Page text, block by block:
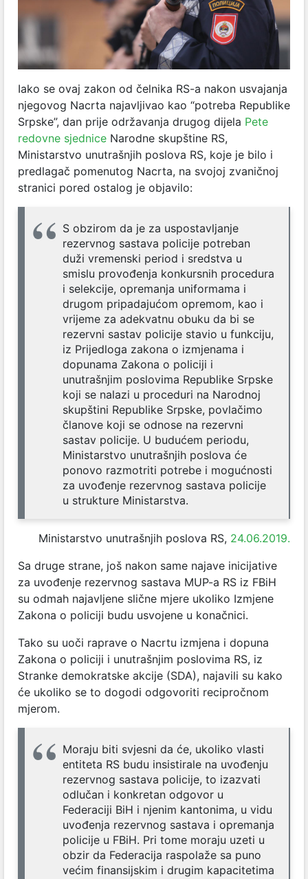
Iako se ovaj zakon od čelnika RS-a nakon usvajanja
njegovog Nacrta najavljivao kao “potreba Republike
Srpske”, dan prije održavanja drugog dijela Pete
redovne sjednice Narodne skupštine RS,
Ministarstvo unutrašnjih poslova RS, koje je bilo i
predlagač pomenutog Nacrta, na svojoj zvaničnoj
stranici pored ostalog je objavilo:
S obzirom da je za uspostavljanje
rezervnog sastava policije potreban
duži vremenski period i sredstva u
smislu provođenja konkursnih procedura
i selekcije, opremanja uniformama i
drugom pripadajućom opremom, kao i
vrijeme za adekvatnu obuku da bi se
rezervni sastav policije stavio u funkciju,
iz Prijedloga zakona o izmjenama i
dopunama Zakona o policiji i
unutrašnjim poslovima Republike Srpske
koji se nalazi u proceduri na Narodnoj
skupštini Republike Srpske, povlačimo
članove koji se odnose na rezervni
sastav policije. U budućem periodu,
Ministarstvo unutrašnjih poslova će
ponovo razmotriti potrebe i mogućnosti
za uvođenje rezervnog sastava policije
u strukture Ministarstva.
Ministarstvo unutrašnjih poslova RS, 24.06.2019.
Sa druge strane, još nakon same najave inicijative
za uvođenje rezervnog sastava MUP-a RS iz FBiH
su odmah najavljene slične mjere ukoliko Izmjene
Zakona o policiji budu usvojene u konačnici.
Tako su uoči raprave o Nacrtu izmjena i dopuna
Zakona o policiji i unutrašnjim poslovima RS, iz
Stranke demokratske akcije (SDA), najavili su kako
će ukoliko se to dogodi odgovoriti recipročnom
mjerom.
Moraju biti svjesni da će, ukoliko vlasti
entiteta RS budu insistirale na uvođenju
rezervnog sastava policije, to izazvati
odlučan i konkretan odgovor u
Federaciji BiH i njenim kantonima, u vidu
uvođenja rezervnog sastava i opremanja
policije u FBiH. Pri tome moraju uzeti u
obzir da Federacija raspolaže sa puno
većim finansijskim i drugim kapacitetima